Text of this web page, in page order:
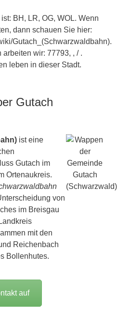
BH, LR, OG, WOL. Wenn
dann schauen Sie hier:
Gutach_(Schwarzwaldbahn).
arbeiten wir: 77793, , / .
leben in dieser Stadt.
Gutach
ist eine
Gutach im
Ortenaukreis.
von
im Breisgau
mit den
Reichenbach
Bollenhutes.
auf